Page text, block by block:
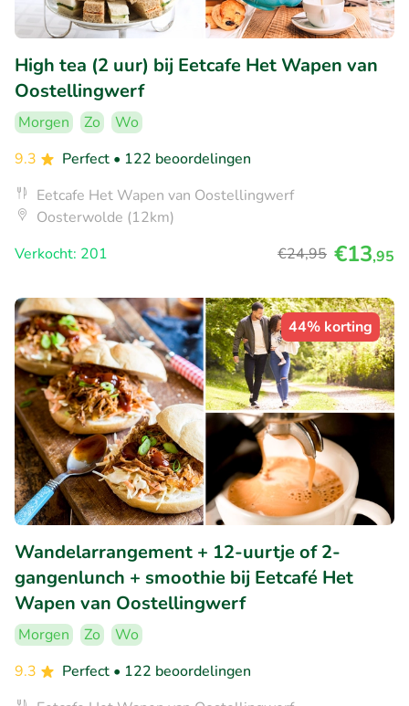
High tea (2 uur) bij Eetcafe Het Wapen van
Oostellingwerf
Morgen Zo
Wo
9.3
Perfect • 122 beoordelingen
Eetcafe Het Wapen van Oostellingwerf
Oosterwolde (12km)
Verkocht: 201
€24,95 €13,95
44% korting
Wandelarrangement + 12-uurtje of 2-
gangenlunch + smoothie bij Eetcafé Het
Wapen van Oostellingwerf
Morgen Zo
Wo
9.3
Perfect • 122 beoordelingen